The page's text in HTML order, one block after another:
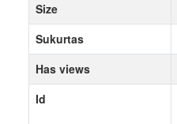
Size
Sukurtas
Has views
Id